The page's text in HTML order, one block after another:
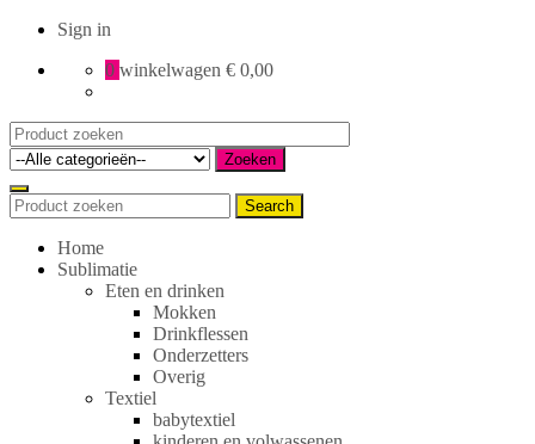
Sign in
0 winkelwagen € 0,00
Search
for:
Zoeken
Search
for:
Search
Home
Sublimatie
Eten en drinken
Mokken
Drinkflessen
Onderzetters
Overig
Textiel
babytextiel